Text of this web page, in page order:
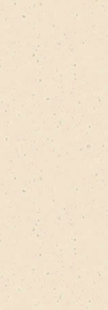
filter
filter
filter
друг filter